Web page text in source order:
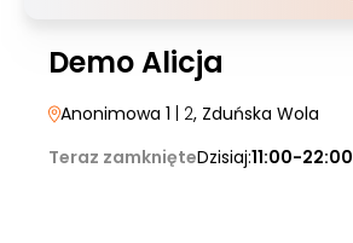
Demo Alicja
Anonimowa 1 | 2, Zduńska Wola
Teraz zamknięteDzisiaj:11:00-22:00